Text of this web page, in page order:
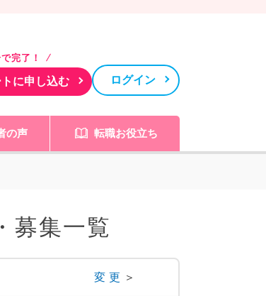
完了！
に申し込む ログイン
の声 転職お役立ち
募集一覧
変更 ＞